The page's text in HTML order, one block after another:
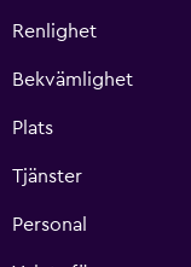
Renlighet
Bekvämlighet
Plats
Tjänster
Personal